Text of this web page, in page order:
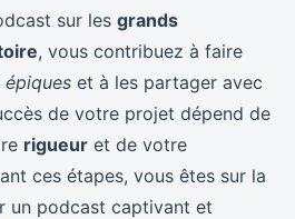
sur les grands
, vous contribuez à faire
épiques et à les partager avec
de votre projet dépend de
rigueur et de votre
ces étapes, vous êtes sur la
un podcast captivant et